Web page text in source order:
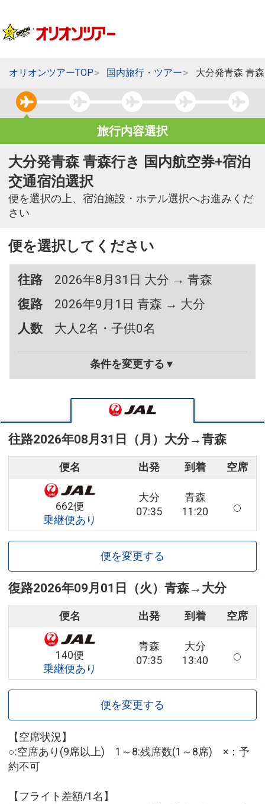
オリオンツアーTOP 国内旅行・ツアー 大分発青森 青
旅行内容選択
大分発青森 青森行き 国内航空券+宿泊
交通宿泊選択
便を選択の上、宿泊施設・ホテル選択へお進みくだ
さい
便を選択してください
往路
2026年8月31日 大分 → 青森
復路
2026年9月1日 青森 → 大分
人数
大人2名・子供0名
条件を変更する▼
往路2026年08月31日（月） 大分→青森
便名 出発 到着 空席
662便
乗継便あり
大分
07:35
青森
11:20
便を変更する
復路2026年09月01日（火） 青森→ 大分
便名 出発 到着 空席
140便
乗継便あり
青森
07:35
大分
13:40
便を変更する
【空席状況】
○:空席あり(9席以上) 1～8:残席数(1～8席) ×：予
約不可
【フライト差額/1名】